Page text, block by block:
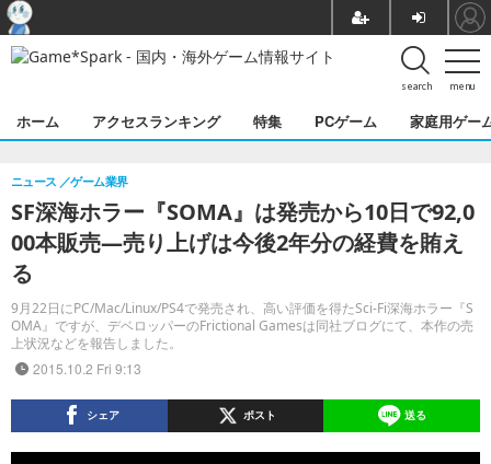
menu
search
ホーム アクセスランキング 特集 PCゲーム 家庭用ゲー
SF深海ホラー『SOMA』は発売から10日で92,0
00本販売―売り上げは今後2年分の経費を賄え
る
9月22日にPC/Mac/Linux/PS4で発売され、高い評価を得たSci-Fi深海ホラー『S
OMA』ですが、デベロッパーのFrictional Gamesは同社ブログにて、本作の売
上状況などを報告しました。
ニュース ゲーム業界
2015.10.2 Fri 9:13
シェア ポスト 送る